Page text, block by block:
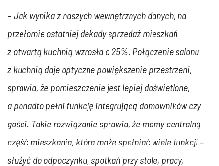
– Jak wynika z naszych wewnętrznych danych, na
przełomie ostatniej dekady sprzedaż mieszkań
z otwartą kuchnią wzrosła o 25%. Połączenie salonu
z kuchnią daje optyczne powiększenie przestrzeni,
sprawia, że pomieszczenie jest lepiej doświetlone,
a ponadto pełni funkcję integrującą domowników czy
gości. Takie rozwiązanie sprawia, że mamy centralną
część mieszkania, która może spełniać wiele funkcji –
służyć do odpoczynku, spotkań przy stole, pracy,